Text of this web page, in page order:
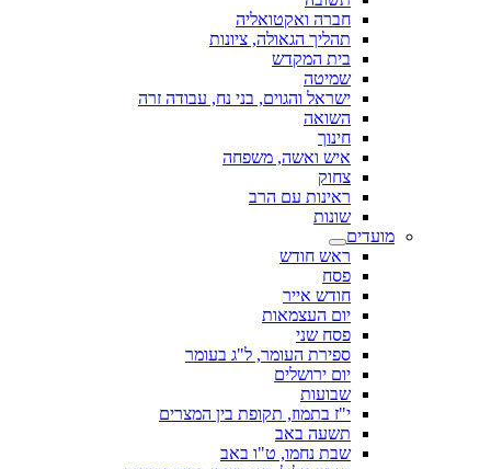
חברה ואקטואליה
תהליך הגאולה, ציונות
בית המקדש
שמיטה
ישראל והגוים, בני נח, עבודה זרה
השואה
חינוך
איש ואשה, משפחה
צחוק
ראינות עם הרב
שונות
מועדים
ראש חודש
פסח
חודש אייר
יום העצמאות
פסח שני
ספירת העומר, ל"ג בעומר
יום ירושלים
שבועות
י"ז בתמוז, תקופת בין המצרים
תשעה באב
שבת נחמו, ט"ו באב